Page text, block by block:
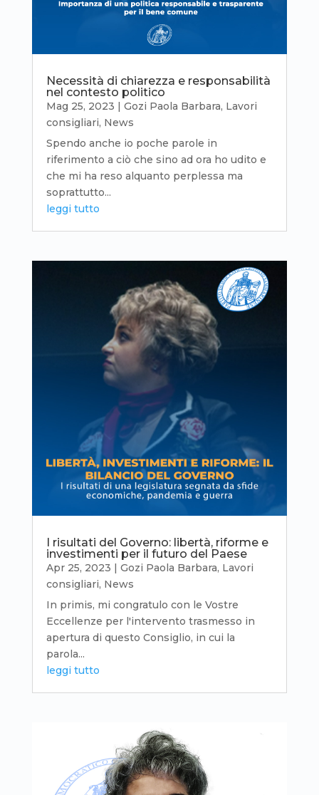
Necessità di chiarezza e responsabilità
nel contesto politico
Mag 25, 2023 | Gozi Paola Barbara, Lavori
consigliari, News
Spendo anche io poche parole in
riferimento a ciò che sino ad ora ho udito e
che mi ha reso alquanto perplessa ma
soprattutto...
leggi tutto
I risultati del Governo: libertà, riforme e
investimenti per il futuro del Paese
Apr 25, 2023 | Gozi Paola Barbara, Lavori
consigliari, News
In primis, mi congratulo con le Vostre
Eccellenze per l'intervento trasmesso in
apertura di questo Consiglio, in cui la
parola...
leggi tutto